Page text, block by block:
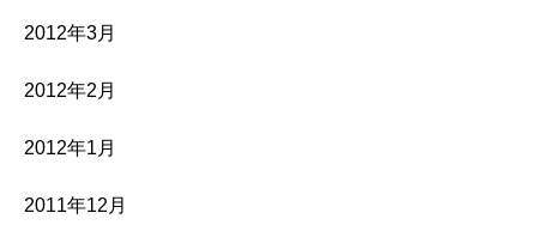
2012年3月
2012年2月
2012年1月
2011年12月